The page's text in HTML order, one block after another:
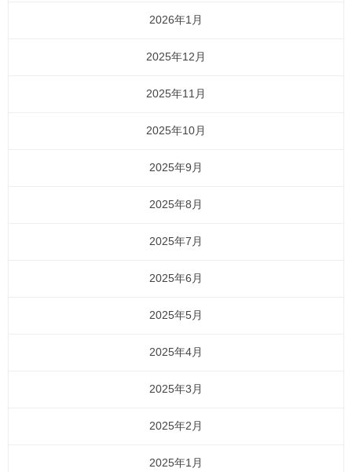
2026年1月
2025年12月
2025年11月
2025年10月
2025年9月
2025年8月
2025年7月
2025年6月
2025年5月
2025年4月
2025年3月
2025年2月
2025年1月